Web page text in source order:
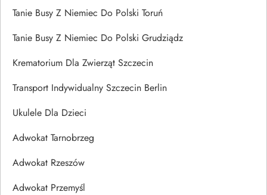
Tanie Busy Z Niemiec Do Polski Toruń
Tanie Busy Z Niemiec Do Polski Grudziądz
Krematorium Dla Zwierząt Szczecin
Transport Indywidualny Szczecin Berlin
Ukulele Dla Dzieci
Adwokat Tarnobrzeg
Adwokat Rzeszów
Adwokat Przemyśl